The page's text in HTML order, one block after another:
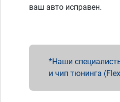
ваш авто исправен.
Наши
и чип тюнинга